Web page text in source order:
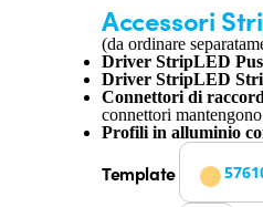
Accessori
(da ordinare
Driver StripLED
Driver StripLED
Connettori di
connettori
Profili in alluminio
Template